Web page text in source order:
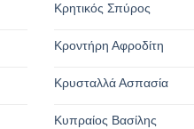
Κρητικός Σπύρος
Κροντήρη Αφροδίτη
Κρυσταλλά Ασπασία
Κυπραίος Βασίλης